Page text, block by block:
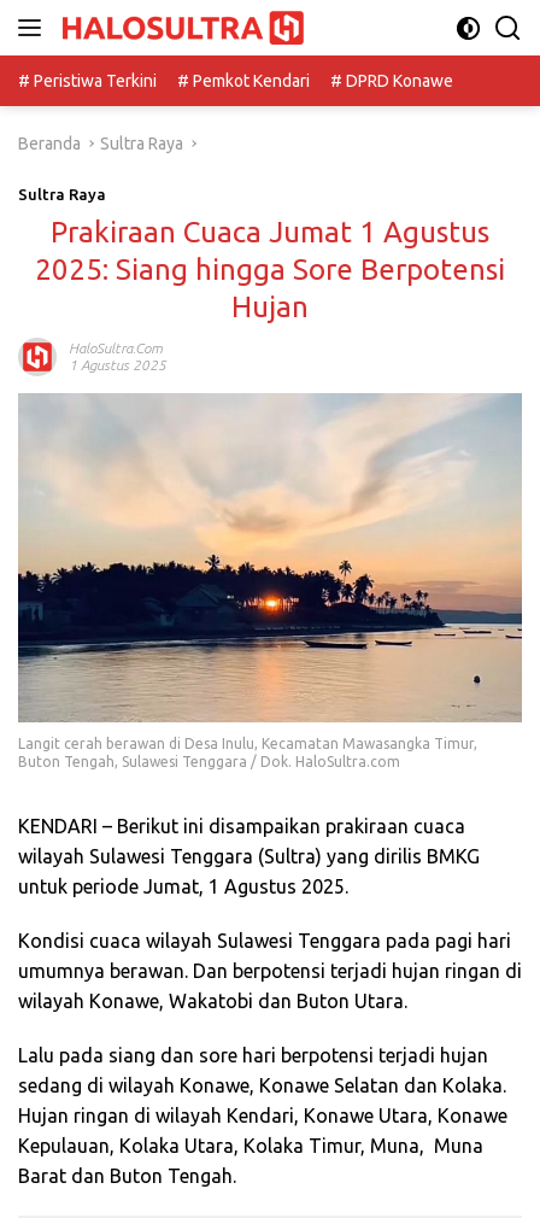
# Peristiwa Terkini
# Pemkot Kendari # DPRD Konawe
Beranda Sultra Raya
Sultra Raya
Prakiraan Cuaca Jumat 1 Agustus
2025: Siang hingga Sore Berpotensi
Hujan
HaloSultra.com
1 Agustus 2025
Langit cerah berawan di Desa Inulu, Kecamatan Mawasangka Timur,
Buton Tengah, Sulawesi Tenggara / Dok. HaloSultra.com
KENDARI – Berikut ini disampaikan prakiraan cuaca
wilayah Sulawesi Tenggara (Sultra) yang dirilis BMKG
untuk periode Jumat, 1 Agustus 2025.
Kondisi cuaca wilayah Sulawesi Tenggara pada pagi hari
umumnya berawan. Dan berpotensi terjadi hujan ringan di
wilayah Konawe, Wakatobi dan Buton Utara.
Lalu pada siang dan sore hari berpotensi terjadi hujan
sedang di wilayah Konawe, Konawe Selatan dan Kolaka.
Hujan ringan di wilayah Kendari, Konawe Utara, Konawe
Kepulauan, Kolaka Utara, Kolaka Timur, Muna, Muna
Barat dan Buton Tengah.